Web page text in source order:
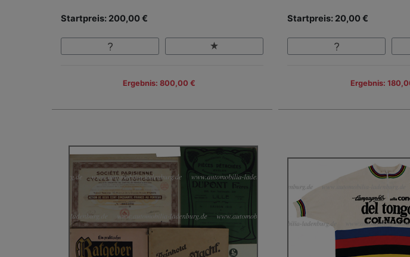
Startpreis: 200,00 €
Ergebnis: 800,00 €
Startpreis: 20,00 €
Ergebnis: